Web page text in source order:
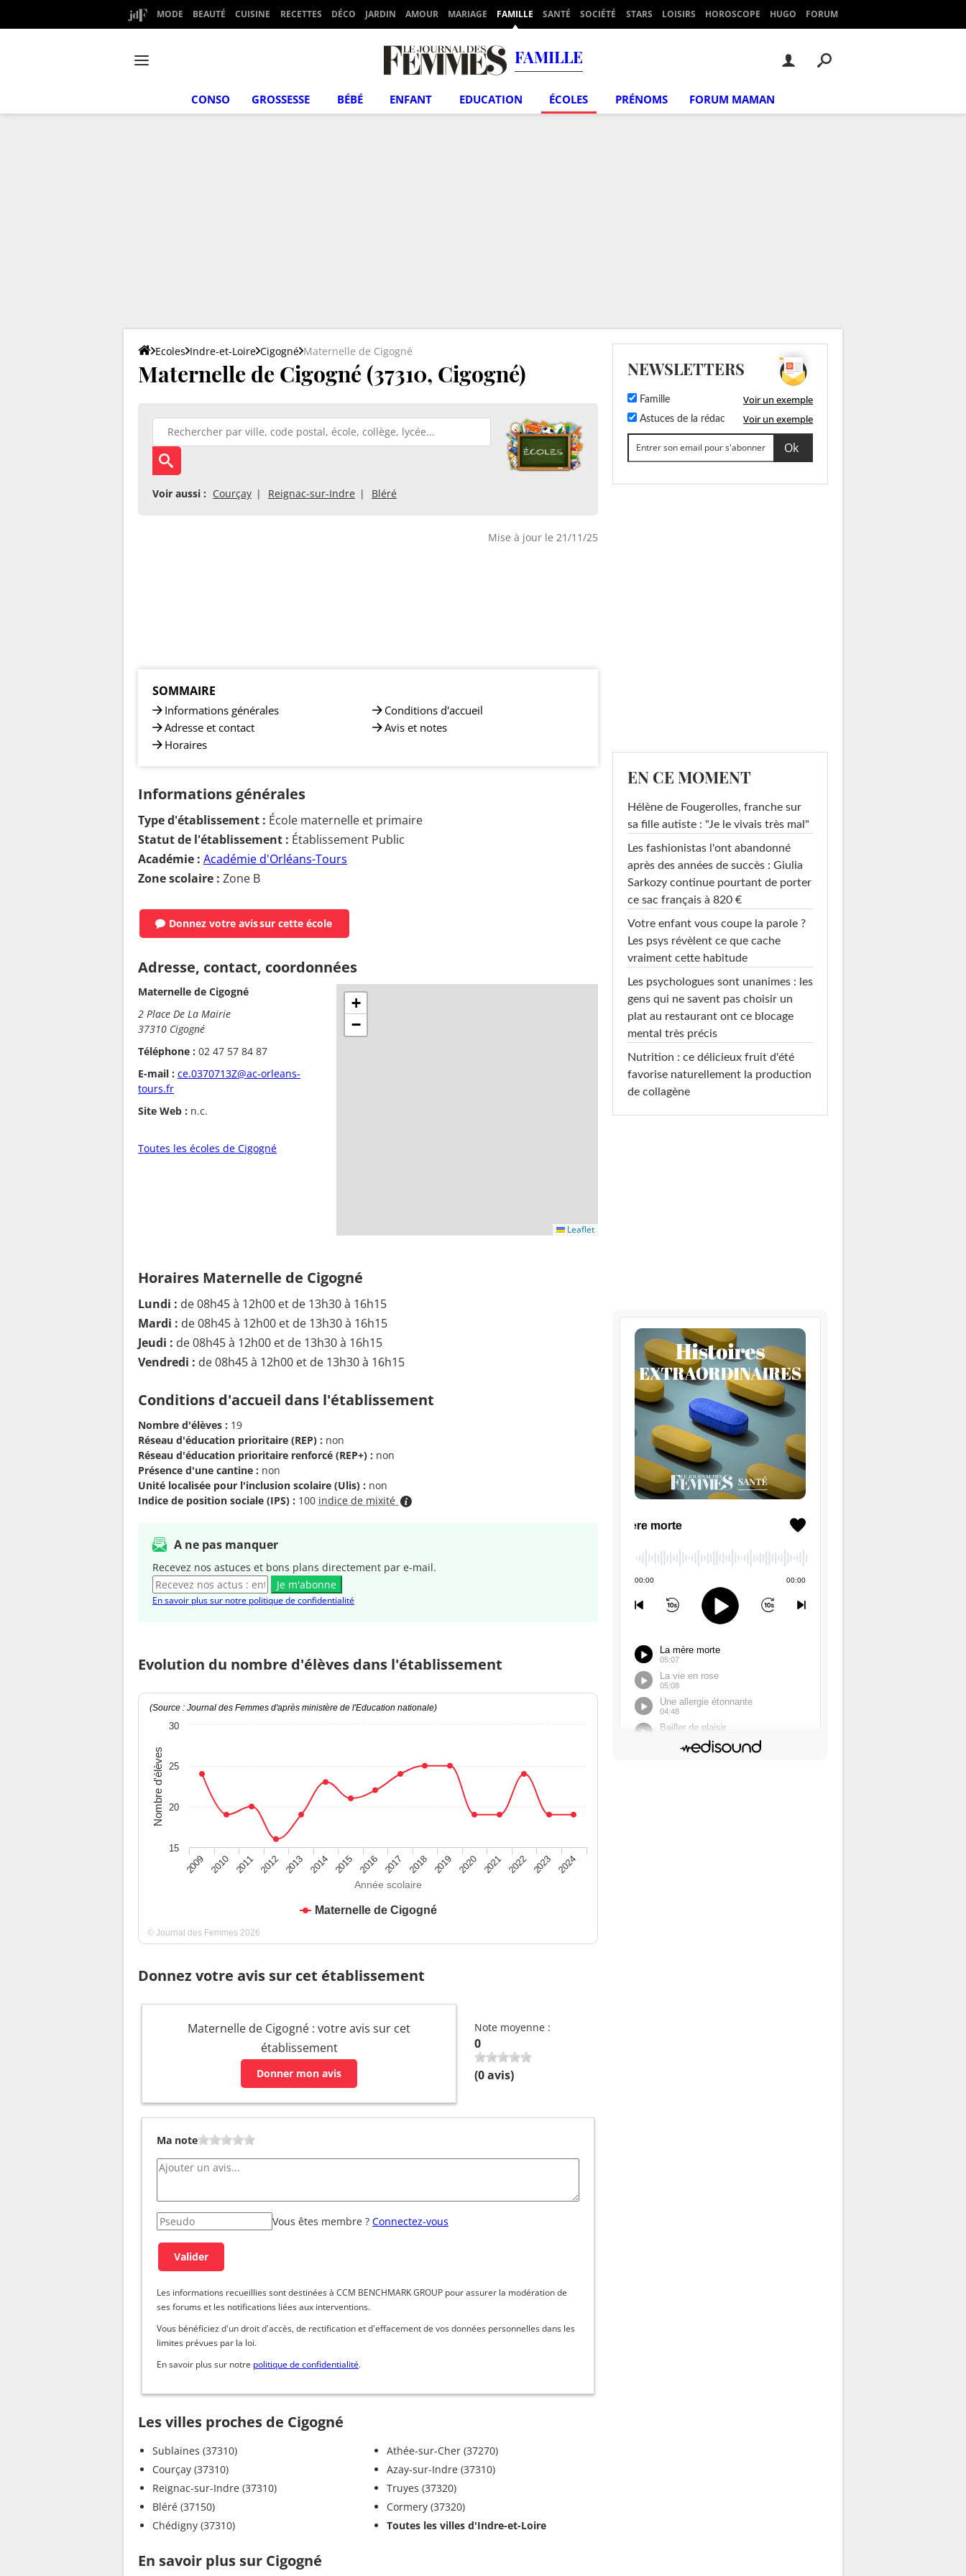
MODE BEAUTÉ CUISINE RECETTES DÉCO JARDIN AMOUR MARIAGE FAMILLE SANTÉ SOCIÉTÉ STARS LOISIRS HOROSCOPE HUGO FORUM
FAMILLE
CONSO GROSSESSE BÉBÉ ENFANT EDUCATION ÉCOLES PRÉNOMS FORUM MAMAN
Ecoles Indre-et-Loire Cigogné Maternelle de Cigogné
Maternelle de Cigogné (37310, Cigogné)
Voir aussi : Courçay Reignac-sur-Indre Bléré
Mise à jour le 21/11/25
SOMMAIRE
Informations générales
Adresse et contact
Horaires
Conditions d'accueil
Avis et notes
Informations générales
Type d'établissement : École maternelle et primaire
Statut de l'établissement : Établissement Public
Académie : Académie d'Orléans-Tours
Zone scolaire : Zone B
Donnez votre avissur cette école
Adresse, contact, coordonnées
Maternelle de Cigogné
2 Place De La Mairie
37310 Cigogné
Téléphone : 02 47 57 84 87
E-mail : ce.0370713Z@ac-orleans-
tours.fr
Site Web : n.c.
Toutes les écoles de Cigogné
+
−
Leaflet
Horaires Maternelle de Cigogné
Lundi : de 08h45 à 12h00 et de 13h30 à 16h15
Mardi : de 08h45 à 12h00 et de 13h30 à 16h15
Jeudi : de 08h45 à 12h00 et de 13h30 à 16h15
Vendredi : de 08h45 à 12h00 et de 13h30 à 16h15
Conditions d'accueil dans l'établissement
Nombre d'élèves : 19
Réseau d'éducation prioritaire (REP) : non
Réseau d'éducation prioritaire renforcé (REP+) : non
Présence d'une cantine : non
Unité localisée pour l'inclusion scolaire (Ulis) : non
Indice de position sociale (IPS) : 100 indice de mixité
A ne pas manquer
Recevez nos astuces et bons plans directement par e-mail.
Je m'abonne
En savoir plus sur notre politique de confidentialité
Evolution du nombre d'élèves dans l'établissement
Année scolaire
Nombre d'élèves
(Source : Journal des Femmes d'après ministère de l'Education nationale)
Maternelle de Cigogné
2009 2010 2011 2012 2013 2014 2015 2016 2017 2018 2019 2020 2021 2022 2023 2024
15
20
25
30
© Journal des Femmes 2026
Donnez votre avis sur cet établissement
Maternelle de Cigogné : votre avis sur cet
établissement
Donner mon avis
Note moyenne :
0
(0avis)
Ma note
Vous êtes membre ? Connectez-vous
Les informations recueillies sont destinées à CCM BENCHMARK GROUP pour assurer la modération de
ses forums et les notifications liées aux interventions.
Vous bénéficiez d'un droit d'accès, de rectification et d'effacement de vos données personnelles dans les
limites prévues par la loi.
En savoir plus sur notre politique de confidentialité.
Les villes proches de Cigogné
Sublaines (37310)
Courçay (37310)
Reignac-sur-Indre (37310)
Bléré (37150)
Chédigny (37310)
Athée-sur-Cher (37270)
Azay-sur-Indre (37310)
Truyes (37320)
Cormery (37320)
Toutes les villes d'Indre-et-Loire
En savoir plus sur Cigogné
NEWSLETTERS
Famille Voir un exemple
Astuces de la rédac Voir un exemple
EN CE MOMENT
Hélène de Fougerolles, franche sur
sa fille autiste : "Je le vivais très mal"
Les fashionistas l'ont abandonné
après des années de succès : Giulia
Sarkozy continue pourtant de porter
ce sac français à 820 €
Votre enfant vous coupe la parole ?
Les psys révèlent ce que cache
vraiment cette habitude
Les psychologues sont unanimes : les
gens qui ne savent pas choisir un
plat au restaurant ont ce blocage
mental très précis
Nutrition : ce délicieux fruit d'été
favorise naturellement la production
de collagène